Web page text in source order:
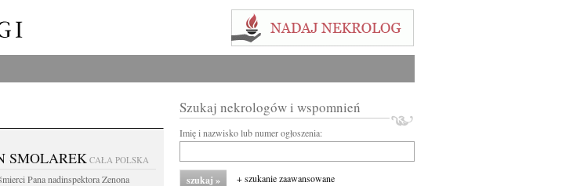
SMOLAREK CAŁA POLSKA
Pana nadinspektora Zenona
Szukaj nekrologów i wspomnień
Imię i nazwisko lub numer ogłoszenia:
+ szukanie zaawansowane